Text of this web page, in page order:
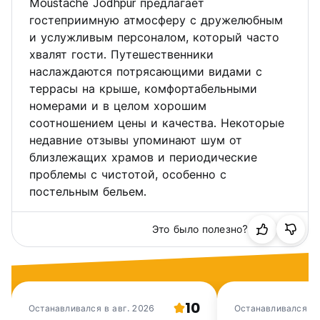
9. На территории запрещено употребление алкоголя.
10. Во время регистрации заезда нам необходимы
действительный паспорт и виза для иностранных
граждан, а также действительное удостоверение
личности с фотографией и подтверждение адреса для
граждан Индии.
11. У нас строгая политика предоплаты при заселении.
12. Мы являемся хостелом для путешественников и не
поощряем групповое или длительное пребывание. При
бронировании более 4 человек или проживании более 7
дней, пожалуйста, сначала напишите нам, чтобы получить
авторизацию. В противном случае мы оставляем за
собой право аннулировать ваше бронирование без
возврата средств.
работы Green Social без кондиционера с 12:00 до 20:00.
В это время помещения общего пользования будут
кондиционированы, чтобы гости могли отдохнуть и
Moustache Jodhpur предлагает
гостеприимную атмосферу с дружелюбным
и услужливым персоналом, который часто
хвалят гости. Путешественники
наслаждаются потрясающими видами с
террасы на крыше, комфортабельными
номерами и в целом хорошим
соотношением цены и качества. Некоторые
недавние отзывы упоминают шум от
близлежащих храмов и периодические
проблемы с чистотой, особенно с
постельным бельем.
Это было полезно?
Останавливался в авг. 2026 10 Останавливался